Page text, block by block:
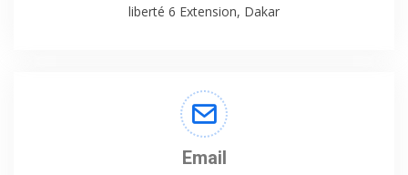
liberté 6 Extension, Dakar
Email